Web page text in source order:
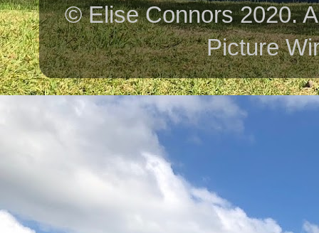
© Elise Connors 2020.
Picture